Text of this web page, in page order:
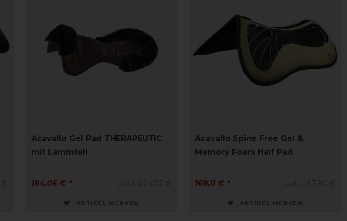
Acavallo Gel Pad THERAPEUTIC
mit Lammfell
184,05 € *
ARTIKEL MERKEN
Acavallo Spine Free Gel &
Memory Foam Half Pad
169,11 € *
ARTIKEL MERKEN